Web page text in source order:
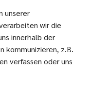
unserer
wir die
innerhalb der
kommunizieren, z.B.
verfassen oder uns